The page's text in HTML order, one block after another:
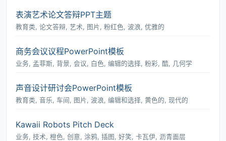
表演艺术论文答辩PPT主题
教育类, 论文答辩, 艺术, 图片, 粉红色, 波浪, 优雅的
商务会议议程PowerPoint模板
业务, 孟菲斯, 背景, 会议, 白色, 编辑的选择, 粉彩, 酷, 几何学
声音设计研讨会PowerPoint模板
教育类, 音乐, 车间, 图片, 波浪, 编辑和选择, 黄色的, 现代的
Kawaii Robots Pitch Deck
业务, 技术, 橙色, 创意, 涂鸦, 插图, 好笑, 卡瓦伊, 沥青面层